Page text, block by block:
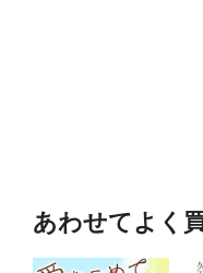
あわせてよく